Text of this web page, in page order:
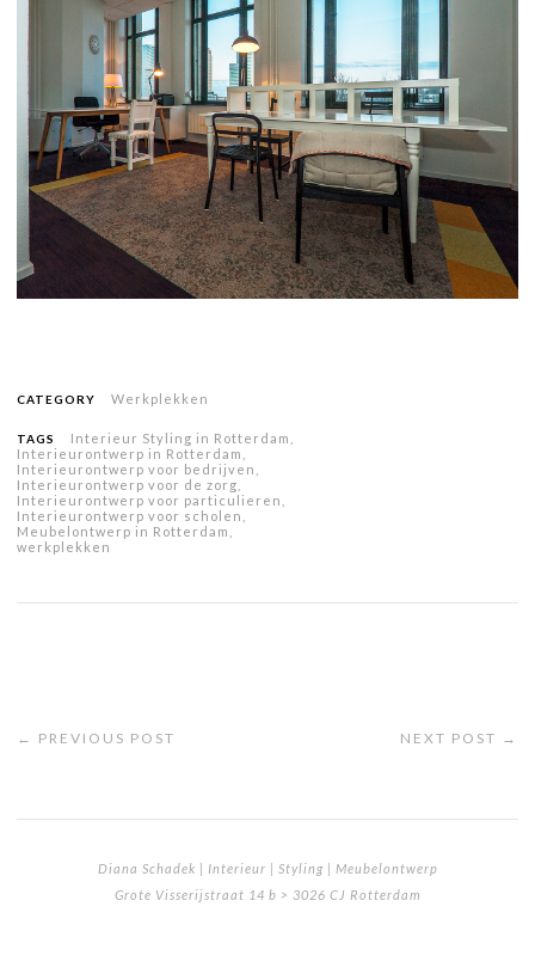
CATEGORY Werkplekken
TAGS Interieur Styling in Rotterdam
Interieurontwerp in Rotterdam
Interieurontwerp voor bedrijven
Interieurontwerp voor de zorg
Interieurontwerp voor particulieren
Interieurontwerp voor scholen
Meubelontwerp in Rotterdam
werkplekken
NEXT POST →
← PREVIOUS POST
Diana Schadek | Interieur | Styling | Meubelontwerp
Grote Visserijstraat 14 b > 3026 CJ Rotterdam